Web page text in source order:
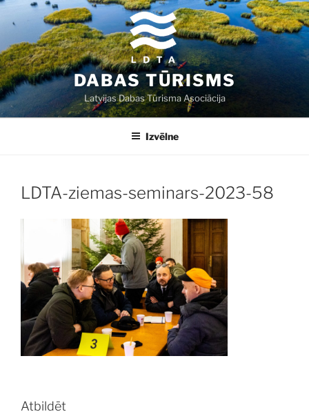
Doties
saturu
DABAS TŪRISMS
Latvijas Dabas Tūrisma Asociācija
Izvēlne
LDTA-ziemas-seminars-2023-58
Atbildēt